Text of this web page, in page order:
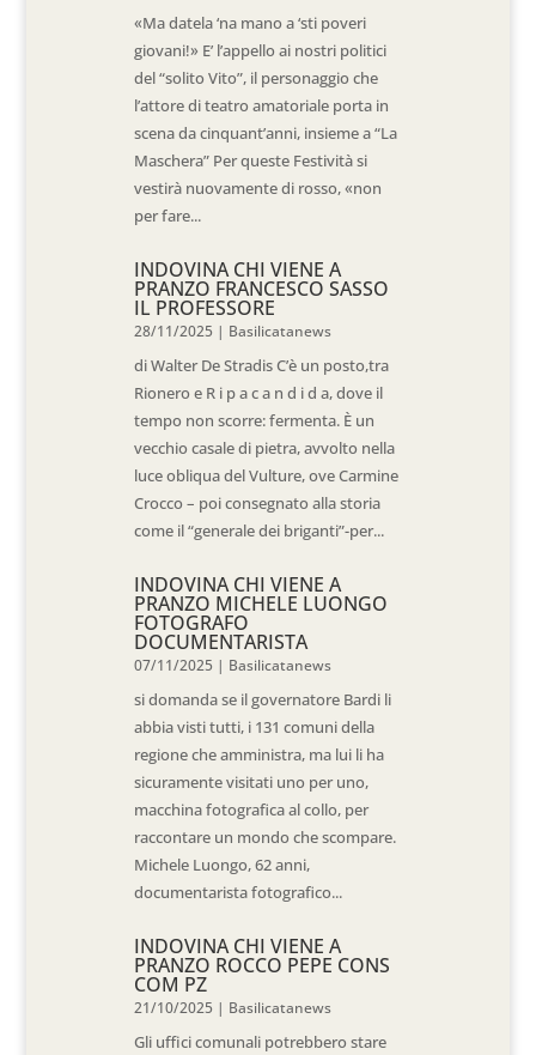
«Ma datela ‘na mano a ‘sti poveri
giovani!» E’ l’appello ai nostri politici
del “solito Vito”, il personaggio che
l’attore di teatro amatoriale porta in
scena da cinquant’anni, insieme a “La
Maschera” Per queste Festività si
vestirà nuovamente di rosso, «non
per fare...
INDOVINA CHI VIENE A
PRANZO FRANCESCO SASSO
IL PROFESSORE
28/11/2025 | Basilicatanews
di Walter De Stradis C’è un posto,tra
Rionero e R i p a c a n d i d a, dove il
tempo non scorre: fermenta. È un
vecchio casale di pietra, avvolto nella
luce obliqua del Vulture, ove Carmine
Crocco – poi consegnato alla storia
come il “generale dei briganti”-per...
INDOVINA CHI VIENE A
PRANZO MICHELE LUONGO
FOTOGRAFO
DOCUMENTARISTA
07/11/2025 | Basilicatanews
si domanda se il governatore Bardi li
abbia visti tutti, i 131 comuni della
regione che amministra, ma lui li ha
sicuramente visitati uno per uno,
macchina fotografica al collo, per
raccontare un mondo che scompare.
Michele Luongo, 62 anni,
documentarista fotografico...
INDOVINA CHI VIENE A
PRANZO ROCCO PEPE CONS
COM PZ
21/10/2025 | Basilicatanews
Gli uffici comunali potrebbero stare